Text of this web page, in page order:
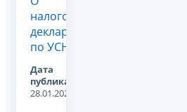
налоговой
декларации
по УСН
Дата
публикации:
28.01.2026